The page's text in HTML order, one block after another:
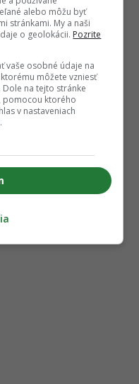
alebo môžu byť
stránkami. My a naši
o geolokácii. Pozrite
vaše osobné údaje na
môžete vzniesť
na tejto stránke
pomocou ktorého
v nastaveniach